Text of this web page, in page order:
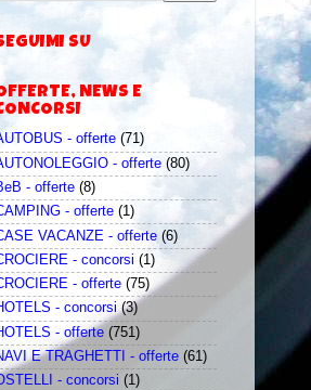
SU
NEWS E
- offerte (71)
- offerte (80)
- offerte (8)
- offerte (1)
VACANZE - offerte (6)
- concorsi (1)
- offerte (75)
- concorsi (3)
- offerte (751)
E TRAGHETTI - offerte (61)
- concorsi (1)